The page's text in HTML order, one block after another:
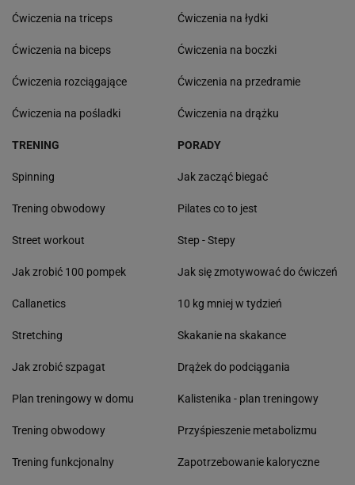
Ćwiczenia na triceps
Ćwiczenia na biceps
Ćwiczenia rozciągające
Ćwiczenia na pośladki
Ćwiczenia na łydki
Ćwiczenia na boczki
Ćwiczenia na przedramie
Ćwiczenia na drążku
TRENING
Spinning
Trening obwodowy
Street workout
Jak zrobić 100 pompek
Callanetics
Stretching
Jak zrobić szpagat
Plan treningowy w domu
Trening obwodowy
Trening funkcjonalny
PORADY
Jak zacząć biegać
Pilates co to jest
Step - Stepy
Jak się zmotywować do ćwiczeń
10 kg mniej w tydzień
Skakanie na skakance
Drążek do podciągania
Kalistenika - plan treningowy
Przyśpieszenie metabolizmu
Zapotrzebowanie kaloryczne